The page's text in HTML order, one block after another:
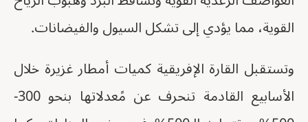
القوية، مما يؤدي إلى تشكل السيول والفيضانات.
وتستقبل القارة الإفريقية كميات أمطار غزيرة خلال
الأسابيع القادمة تنحرف عن مًعدلاتها بنحو 300-